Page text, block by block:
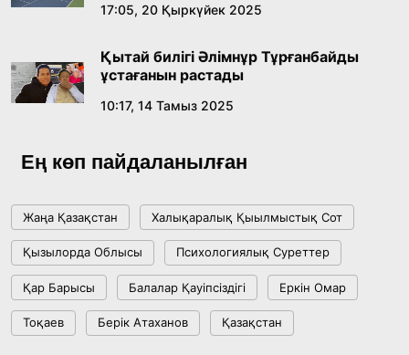
Абайдың адам тәрбиесі туралы
18:59, 20 Шілде 2026
ме, әлде бәсекелесі ме?
Ұлттық архивтің ашылғанына 20 жыл: негізгі
жетістіктері мен даму бағыты
17:09, 20 Шілде 2026
17:05, 20 Қыркүйек 2025
Қытай билігі Әлімнұр Тұрғанбайды
ұстағанын растады
10:17, 14 Тамыз 2025
Ең көп пайдаланылған
Жаңа Қазақстан Халықаралық Қыылмыстық Сот
Қызылорда Облысы Психологиялық Суреттер
Қар Барысы Балалар Қауіпсіздігі Еркін Омар
Тоқаев Берік Атаханов Қазақстан